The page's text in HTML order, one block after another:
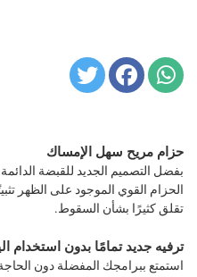
حزام مريح سهل الإمساك
بفضل التصميم الجديد للقبضة
الحزام القوي الموجود على الظهر
تقلق كثيرًا بشأن السقوط.
ترفيه جديد تمامًا بدون استخدام
استمتع ببرامجك المفضلة دون